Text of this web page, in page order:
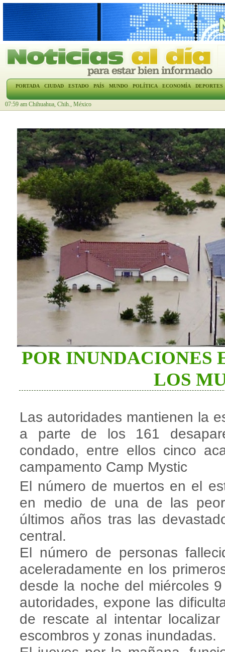
PORTADA CIUDAD ESTADO PAÍS MUNDO POLÍTICA ECONOMÍA DEPORTES
07:59 am Chihuahua, Chih., México
POR INUNDACIONES
LOS
Las autoridades mantienen la
a parte de los 161
condado, entre ellos cinco
campamento Camp Mystic
El número de muertos en el
en medio de una de las
últimos años tras las
central.
El número de personas
aceleradamente en los
desde la noche del miércoles
autoridades, expone las
de rescate al intentar
escombros y zonas inundadas.